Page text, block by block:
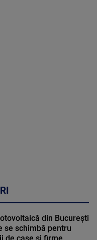
din București
se schimbă pentru